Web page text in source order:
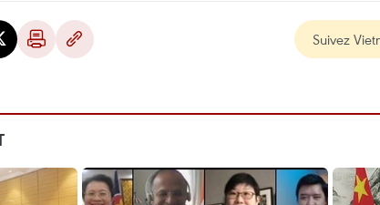
Suivez